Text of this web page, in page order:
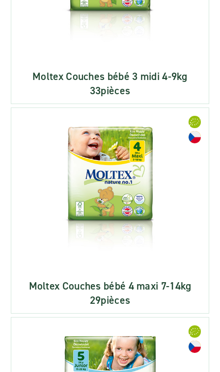
Moltex Couches bébé 3 midi 4-9kg
33pièces
Moltex Couches bébé 4 maxi 7-14kg
29pièces